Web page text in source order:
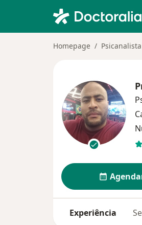
Homepage Psicanalista
Experiência